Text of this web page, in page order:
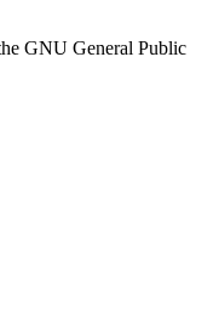
GNU General Public